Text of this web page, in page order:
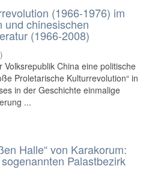
(1966-1976) im
und chinesischen
(1966-2008)
)
China eine politische
Proletarische Kulturrevolution“ in
in der Geschichte einmalige
...
Halle“ von Karakorum:
Palastbezirk